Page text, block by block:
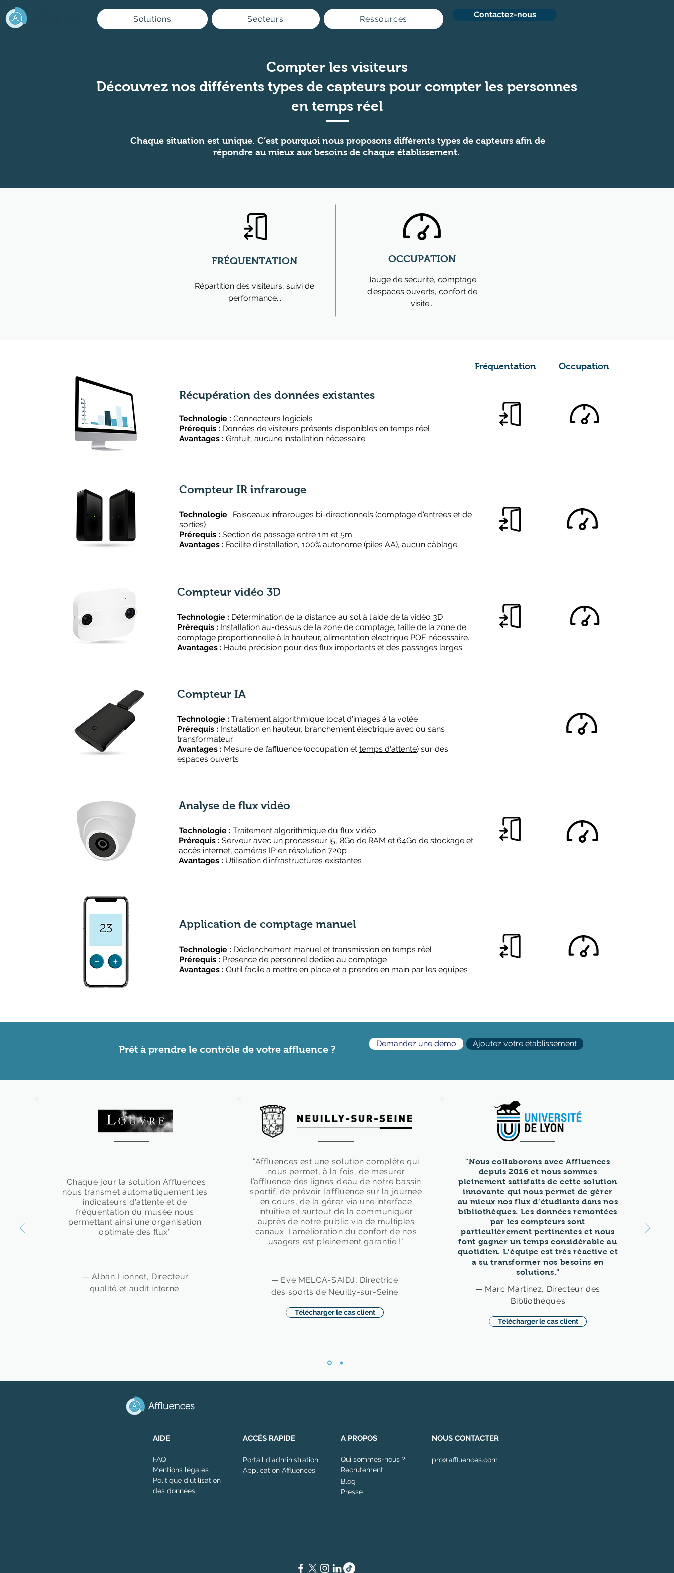
Solutions Secteurs Ressources Contactez-nous
Compter les visiteurs
Découvrez nos différents types de capteurs pour compter les personnes
en temps réel
Chaque situation est unique. C’est pourquoi nous proposons différents types de capteurs afin de
répondre au mieux aux besoins de chaque établissement.
FRÉQUENTATION
Répartition des visiteurs, suivi de
performance...
OCCUPATION​
Jauge de sécurité, comptage
d'espaces ouverts, confort de
visite...
Fréquentation Occupation
Récupération des données existantes
Technologie : Connecteurs logiciels
Prérequis : Données de visiteurs présents disponibles en temps réel
Avantages : Gratuit, aucune installation nécessaire
Compteur IR infrarouge
Technologie : Faisceaux infrarouges bi-directionnels (comptage d'entrées et de
sorties)
Prérequis : Section de passage entre 1m et 5m
Avantages : Facilité d’installation, 100% autonome (piles AA), aucun câblage
Compteur vidéo 3D
Technologie : Détermination de la distance au sol à l'aide de la vidéo 3D
Prérequis : Installation au-dessus de la zone de comptage, taille de la zone de
comptage proportionnelle à la hauteur, alimentation électrique POE nécessaire.
Avantages : Haute précision pour des flux importants et des passages larges
Compteur IA
Technologie : Traitement algorithmique local d'images à la volée
Prérequis : Installation en hauteur, branchement électrique avec ou sans
transformateur
Avantages : Mesure de l’affluence (occupation et temps d'attente) sur des
espaces ouverts
Analyse de flux vidéo​
Technologie : Traitement algorithmique du flux vidéo
Prérequis : Serveur avec un processeur i5, 8Go de RAM et 64Go de stockage et
accès internet, caméras IP en résolution 720p
Avantages : Utilisation d’infrastructures existantes
Application de comptage manuel​
Technologie : Déclenchement manuel et transmission en temps réel
Prérequis : Présence de personnel dédiée au comptage
Avantages : Outil facile à mettre en place et à prendre en main par les équipes
Prêt à prendre le contrôle de votre affluence ?
Demandez une démo Ajoutez votre établissement
“Chaque jour la solution Affluences
nous transmet automatiquement les
indicateurs d'attente et de
fréquentation du musée nous
permettant ainsi une organisation
optimale des flux”
— Alban Lionnet, Directeur
qualité et audit interne
"Affluences est une solution complète qui
nous permet, à la fois, de mesurer
l’affluence des lignes d’eau de notre bassin
sportif, de prévoir l’affluence sur la journée
en cours, de la gérer via une interface
intuitive et surtout de la communiquer
auprès de notre public via de multiples
canaux. L’amélioration du confort de nos
usagers est pleinement garantie !"
— Eve MELCA-SAIDJ, Directrice
des sports de Neuilly-sur-Seine
Télécharger le cas client
"Nous collaborons avec Affluences
depuis 2016 et nous sommes
pleinement satisfaits de cette solution
innovante qui nous permet de gérer
au mieux nos flux d’étudiants dans nos
bibliothèques. Les données remontées
par les compteurs sont
particulièrement pertinentes et nous
font gagner un temps considérable au
quotidien. L’équipe est très réactive et
a su transformer nos besoins en
solutions."
— Marc Martinez, Directeur des
Bibliothèques
Télécharger le cas client
AIDE
FAQ
Mentions légales
Politique d'utilisation
des données
ACCÈS RAPIDE
Portail d'administration
Application Affluences
A PROPOS
Qui sommes-nous ?
Recrutement
Blog
Presse
NOUS CONTACTER
pro@affluences.com